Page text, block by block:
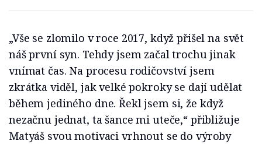
„Vše se zlomilo v roce 2017, když přišel na svět
náš první syn. Tehdy jsem začal trochu jinak
vnímat čas. Na procesu rodičovství jsem
zkrátka viděl, jak velké pokroky se dají udělat
během jediného dne. Řekl jsem si, že když
nezačnu jednat, ta šance mi uteče,“ přibližuje
Matyáš svou motivaci vrhnout se do výroby